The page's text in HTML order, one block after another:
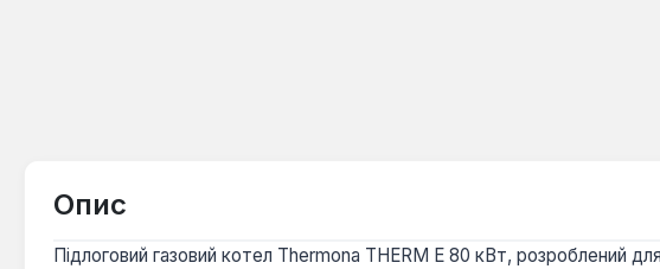
Опис
Підлоговий газовий котел Thermona THERM E 80 кВт, розроблений